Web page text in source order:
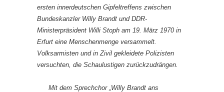
ersten innerdeutschen Gipfeltreffens zwischen
Bundeskanzler Willy Brandt und DDR-
Ministerpräsident Willi Stoph am 19. März 1970 in
Erfurt eine Menschenmenge versammelt.
Volksarmisten und in Zivil gekleidete Polizisten
versuchten, die Schaulustigen zurückzudrängen.
Mit dem Sprechchor „Willy Brandt ans